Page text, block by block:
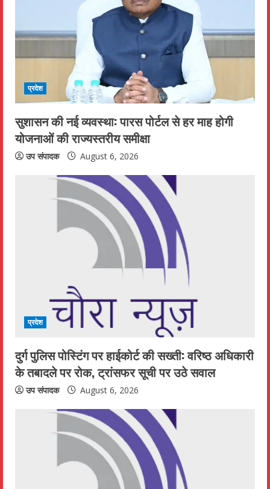
a
d
n
g
प्रदेश
सुशासन की नई व्यवस्था: पारस पोर्टल से हर माह होगी
योजनाओं की राज्यस्तरीय समीक्षा
उप संपादक August 6, 2026
प्रदेश
दुर्ग पुलिस पोस्टिंग पर हाईकोर्ट की सख्ती: वरिष्ठ अधिकारी
के तबादले पर रोक, ट्रांसफर सूची पर उठे सवाल
उप संपादक August 6, 2026